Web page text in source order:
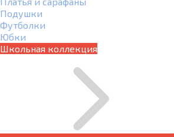
Подушки
Футболки
Юбки
Школьная коллекция